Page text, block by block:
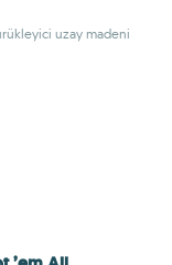
uzay madeni